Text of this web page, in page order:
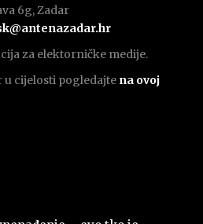
6g, Zadar
za elektorničke medije.
u cijelosti pogledajte na ovoj